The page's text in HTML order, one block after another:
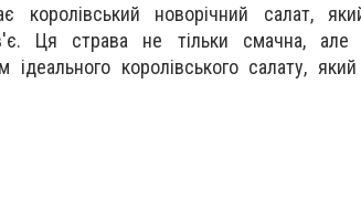
королівський новорічний салат,
Ця страва не тільки смачна,
королівського салату,